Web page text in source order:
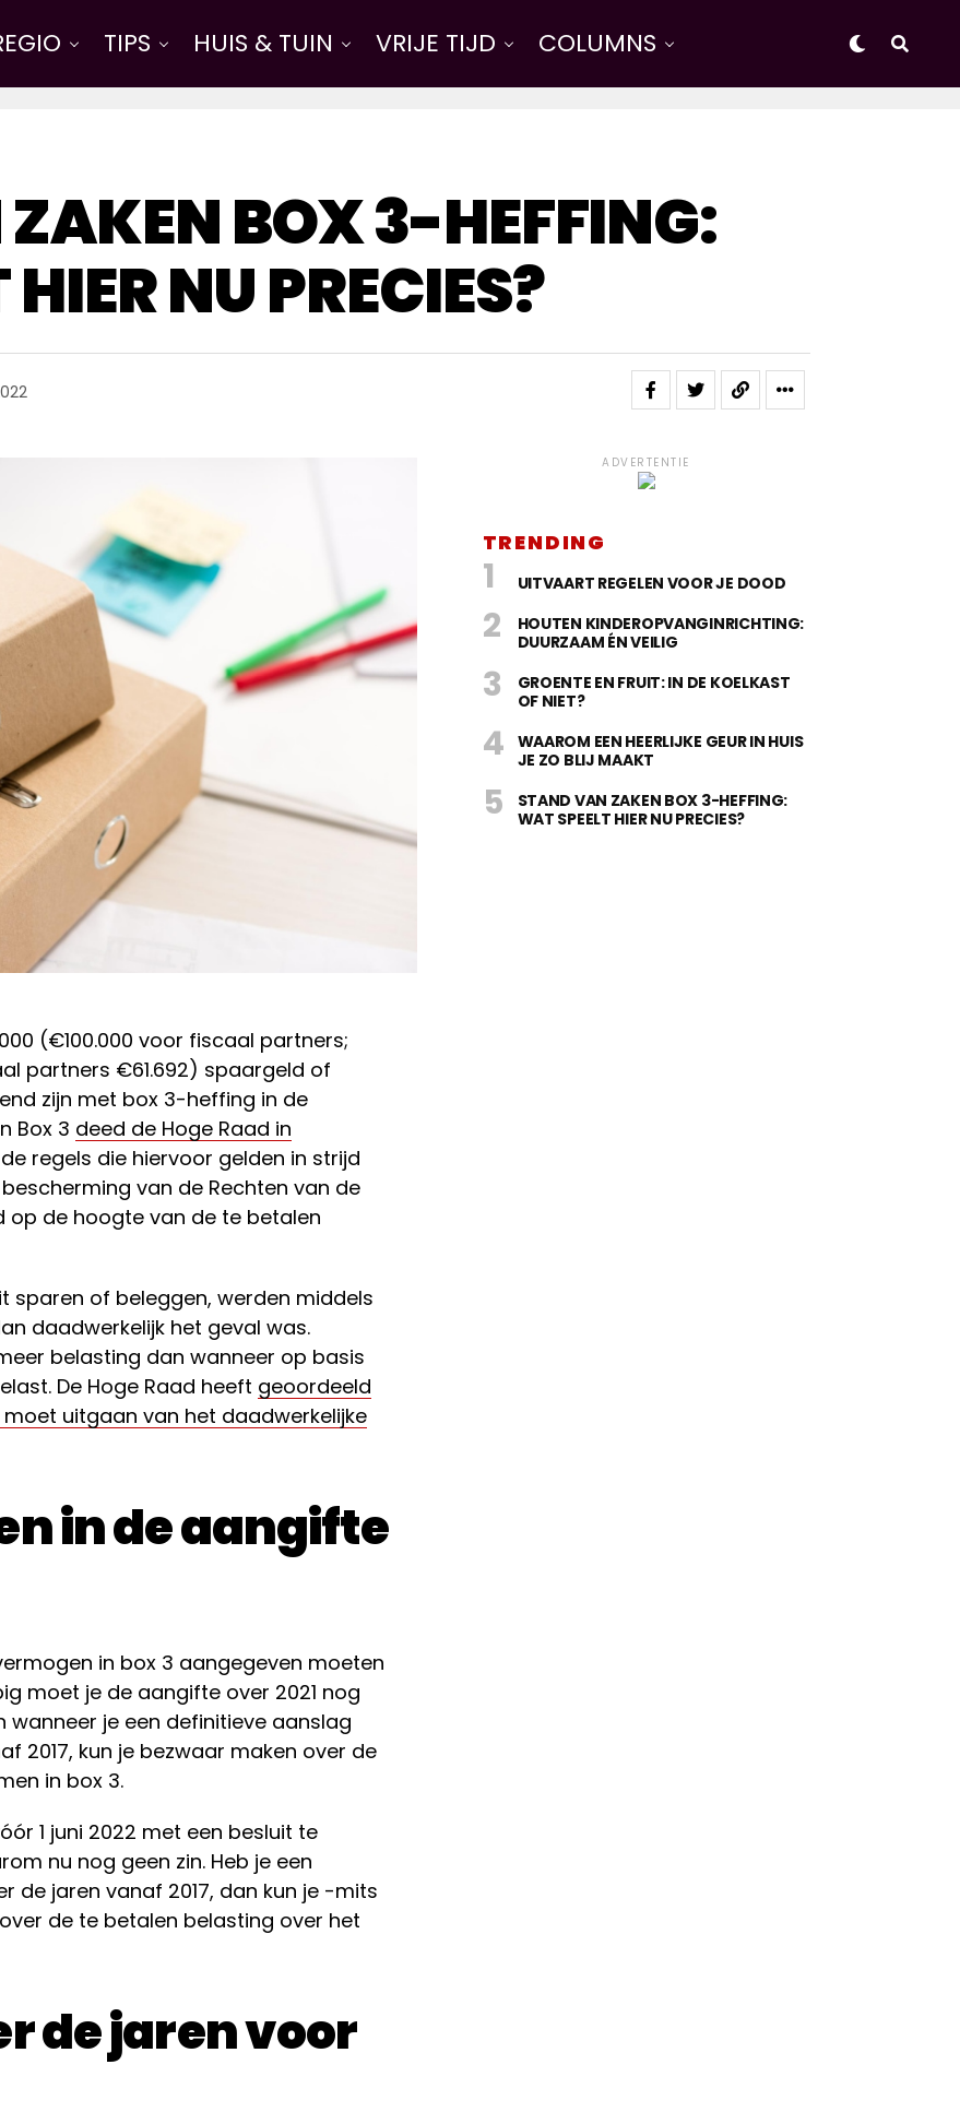
TIPS HUIS & TUIN VRIJE TIJD COLUMNS
BOX 3-HEFFING:
NU PRECIES?
(€100.000 voor fiscaal partners;
partners €61.692) spaargeld of
zijn met box 3-heffing in de
Box 3 deed de Hoge Raad in
regels die hiervoor gelden in strijd
van de Rechten van de
op de hoogte van de te betalen
sparen of beleggen, werden middels
daadwerkelijk het geval was.
belasting dan wanneer op basis
De Hoge Raad heeft geoordeeld
uitgaan van het daadwerkelijke
in de aangifte
in box 3 aangegeven moeten
moet je de aangifte over 2021 nog
wanneer je een definitieve aanslag
2017, kun je bezwaar maken over de
in box 3.
1 juni 2022 met een besluit te
nu nog geen zin. Heb je een
de jaren vanaf 2017, dan kun je -mits
de te betalen belasting over het
de jaren voor
ADVERTENTIE
TRENDING
UITVAART REGELEN VOOR JE DOOD
HOUTEN KINDEROPVANGINRICHTING:
DUURZAAM ÉN VEILIG
GROENTE EN FRUIT: IN DE KOELKAST
OF NIET?
WAAROM EEN HEERLIJKE GEUR IN HUIS
JE ZO BLIJ MAAKT
STAND VAN ZAKEN BOX 3-HEFFING:
WAT SPEELT HIER NU PRECIES?